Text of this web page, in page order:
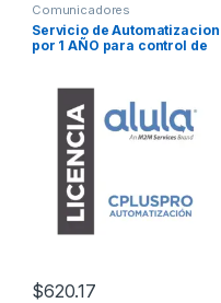
Comunicadores
Servicio de Automatizacion
por 1 AÑO para control de
$620.17